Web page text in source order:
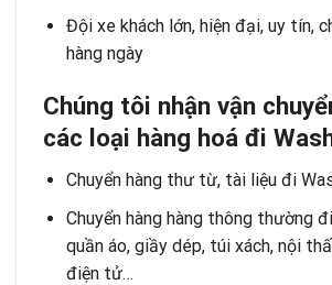
Đội xe khách lớn, hiện đại, uy tín,
hàng ngày
Chúng tôi nhận vận
các loại hàng hoá đi
Chuyển hàng thư từ, tài liệu đi
Chuyển hàng hàng thông thường
quần áo, giầy dép, túi xách, nội
điện tử…